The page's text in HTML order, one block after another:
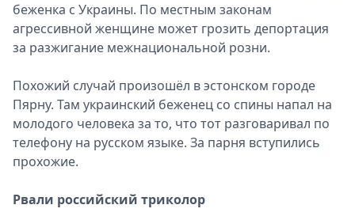
беженка с Украины. По местным законам
агрессивной женщине может грозить депортация
за разжигание межнациональной розни.
Похожий случай произошёл в эстонском городе
Пярну. Там украинский беженец со спины напал на
молодого человека за то, что тот разговаривал по
телефону на русском языке. За парня вступились
прохожие.
Рвали российский триколор